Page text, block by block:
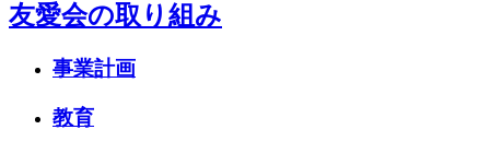
友愛会の取り組み
事業計画
教育